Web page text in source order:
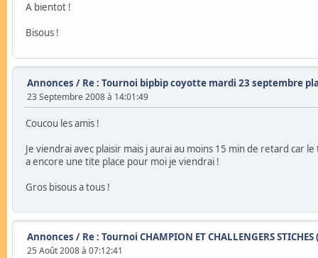
A bientot !
Bisous !
Annonces / Re : Tournoi bipbip coyotte mardi 23 septembre
23 Septembre 2008 à 14:01:49
Coucou les amis !
Je viendrai avec plaisir mais j aurai au moins 15 min de retard car
a encore une tite place pour moi je viendrai !
Gros bisous a tous !
Annonces / Re : Tournoi CHAMPION ET CHALLENGERS
25 Août 2008 à 07:12:41